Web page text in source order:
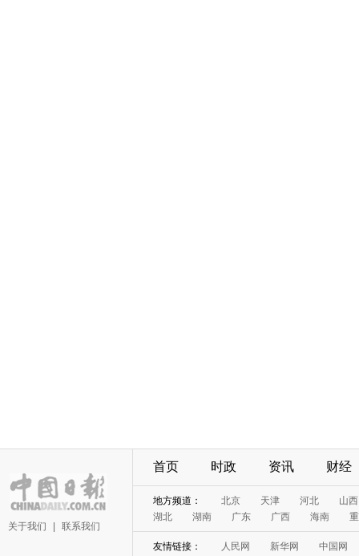
关于我们 联系我们
首页 时政 资讯 财经
地方频道： 北京 天津 河北
山西
湖北
湖南 广东 广西 海南
友情链接： 人民网 新华网
中国网